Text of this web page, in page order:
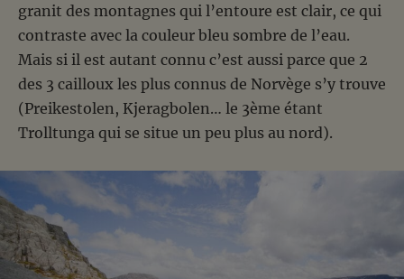
granit des montagnes qui l’entoure est clair, ce qui
contraste avec la couleur bleu sombre de l’eau.
Mais si il est autant connu c’est aussi parce que 2
des 3 cailloux les plus connus de Norvège s’y trouve
(Preikestolen, Kjeragbolen… le 3ème étant
Trolltunga qui se situe un peu plus au nord).